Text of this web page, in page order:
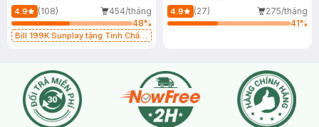
4.9 (108)
454/tháng
48%
Bill 199K Sunplay tặng Tinh Chất
4.9 (27)
275/tháng
41%